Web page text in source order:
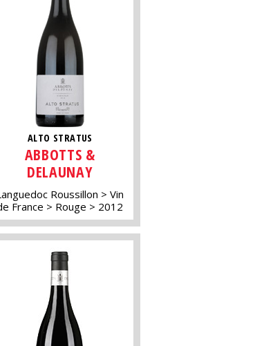
ALTO STRATUS
ABBOTTS &
DELAUNAY
Roussillon
Vin
France
Rouge 2012